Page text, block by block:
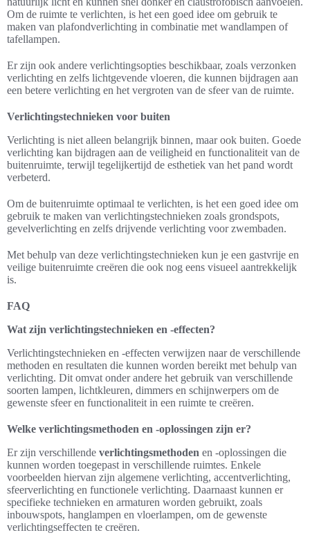
Om de ruimte te verlichten, is het een goed idee om gebruik te
maken van plafondverlichting in combinatie met wandlampen of
tafellampen.
Er zijn ook andere verlichtingsopties beschikbaar, zoals verzonken
verlichting en zelfs lichtgevende vloeren, die kunnen bijdragen aan
een betere verlichting en het vergroten van de sfeer van de ruimte.
Verlichtingstechnieken voor buiten
Verlichting is niet alleen belangrijk binnen, maar ook buiten. Goede
verlichting kan bijdragen aan de veiligheid en functionaliteit van de
buitenruimte, terwijl tegelijkertijd de esthetiek van het pand wordt
verbeterd.
Om de buitenruimte optimaal te verlichten, is het een goed idee om
gebruik te maken van verlichtingstechnieken zoals grondspots,
gevelverlichting en zelfs drijvende verlichting voor zwembaden.
Met behulp van deze verlichtingstechnieken kun je een gastvrije en
veilige buitenruimte creëren die ook nog eens visueel aantrekkelijk
is.
FAQ
Wat zijn verlichtingstechnieken en -effecten?
Verlichtingstechnieken en -effecten verwijzen naar de verschillende
methoden en resultaten die kunnen worden bereikt met behulp van
verlichting. Dit omvat onder andere het gebruik van verschillende
soorten lampen, lichtkleuren, dimmers en schijnwerpers om de
gewenste sfeer en functionaliteit in een ruimte te creëren.
Welke verlichtingsmethoden en -oplossingen zijn er?
Er zijn verschillende verlichtingsmethoden en -oplossingen die
kunnen worden toegepast in verschillende ruimtes. Enkele
voorbeelden hiervan zijn algemene verlichting, accentverlichting,
sfeerverlichting en functionele verlichting. Daarnaast kunnen er
specifieke technieken en armaturen worden gebruikt, zoals
inbouwspots, hanglampen en vloerlampen, om de gewenste
verlichtingseffecten te creëren.